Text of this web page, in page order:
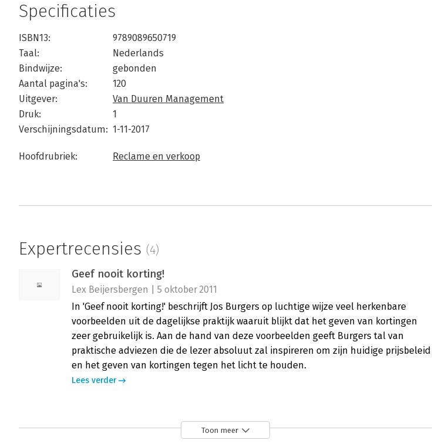
Specificaties
ISBN13:
9789089650719
Taal:
Nederlands
Bindwijze:
gebonden
Aantal pagina's:
120
Uitgever:
Van Duuren Management
Druk:
1
Verschijningsdatum: 1-11-2017
Hoofdrubriek: Reclame en verkoop
Expertrecensies (4)
Geef nooit korting!
Lex Beijersbergen | 5 oktober 2011
In 'Geef nooit korting!' beschrijft Jos Burgers op luchtige wijze veel herkenbare
voorbeelden uit de dagelijkse praktijk waaruit blijkt dat het geven van kortingen
zeer gebruikelijk is. Aan de hand van deze voorbeelden geeft Burgers tal van
praktische adviezen die de lezer absoluut zal inspireren om zijn huidige prijsbeleid
en het geven van kortingen tegen het licht te houden.
Lees verder
Geef nooit korting! Toon meer